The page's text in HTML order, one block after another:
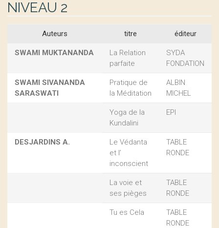
NIVEAU 2
Auteurs titre éditeur
SWAMI MUKTANANDA
La Relation
parfaite
SYDA
FONDATION
SWAMI SIVANANDA
SARASWATI
Pratique de
la Méditation
ALBIN
MICHEL
Yoga de la
Kundalini
EPI
DESJARDINS A.
Le Védanta
et l’
inconscient
TABLE
RONDE
La voie et
ses pièges
TABLE
RONDE
Tu es Cela
TABLE
RONDE